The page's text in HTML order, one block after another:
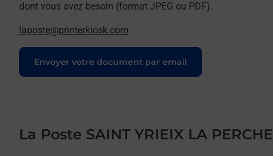
dont vous avez besoin (format JPEG ou PDF).
laposte@printerkiosk.com
Envoyer votre document par email
Le lien s'ouvre dans un nouvel onglet
La Poste SAINT YRIEIX LA PERCHE